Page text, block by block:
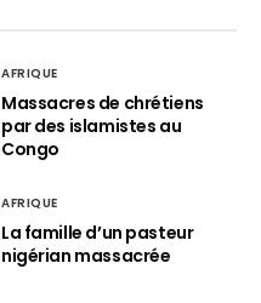
AFRIQUE
Massacres de chrétiens
par des islamistes au
Congo
AFRIQUE
La famille d’un pasteur
nigérian massacrée